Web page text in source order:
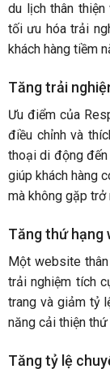
du lịch thân
tối ưu hóa trải
khách hàng tiềm
Tăng trải
Ưu điểm của
điều chỉnh và
thoại di động
giúp khách hàng
mà không gặp trở
Tăng thứ hạng
Một website
trải nghiệm tích
trang và giảm tỷ
năng cải thiện
Tăng tỷ lệ